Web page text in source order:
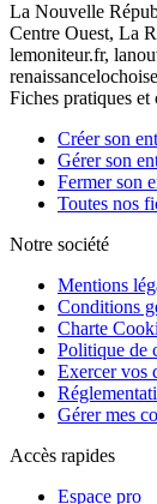
La Nouvelle
Centre Ouest, La
lemoniteur.fr,
Fiches pratiques et
Créer son
Gérer son
Fermer son
Toutes nos
Notre société
Mentions
Conditions
Charte
Politique de
Exercer vos
Gérer mes
Accès rapides
Espace pro